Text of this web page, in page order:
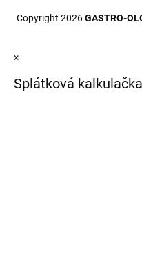
Copyright 2026GASTRO-
×
Splátková